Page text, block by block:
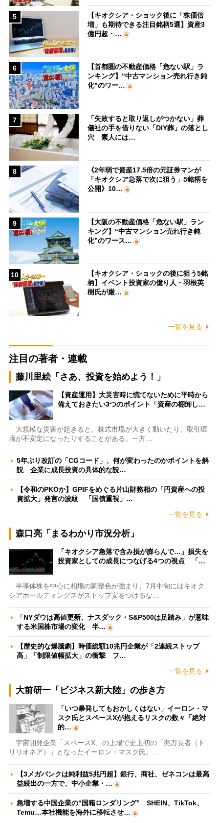
5
【キオクシア・ショック後に「株価倍
増」も期待できる注目銘柄5選】資産3
億円超・…
6
【首都圏の不動産価格「危ない駅」ラ
ンキング】“中古マンション売れ行き鈍
化”のワー…
7
「失敗すると取り返しがつかない」葬
儀社の手を借りない「DIY葬」の落とし
穴 素人には…
8
《2年弱で資産17.5倍の元証券マンが
「キオクシア急落で次に狙う」5銘柄を
公開》10…
9
【大阪の不動産価格「危ない駅」ラン
キング】“中古マンション売れ行き鈍
化”のワース…
10
【キオクシア・ショックの後に狙う5銘
柄】イベント投資家の億り人・羽根英
樹氏が厳…
一覧を見る
注目の著者・連載
藤川里絵「さあ、投資を始めよう！」
【資産運用】大災害時に慌てないために平時から
備えておきたい3つのポイント「資産の棚卸し…
大規模な災害が起きると、株式市場が大きく動いたり、取引環
境が不安定になったりすることがある。一方…
5年ぶり改訂の「CGコード」、何が変わったのかポイントを解
説 企業に成長投資の具体的な説…
【令和のPKOか】GPIFをめぐる片山財務相の「円資産への投
資拡大」発言の波紋 「国債重視」…
一覧を見る
森口亮「まるわかり市況分析」
「キオクシア急落で含み損が膨らんで…」損失を
投資家としての成長につなげる4つの視点 「…
半導体株を中心に相場の調整色が強まり、7月中旬にはキオク
シアホールディングスがストップ安をつけるな…
「NYダウは高値更新、ナスダック・S&P500は足踏み」が意味
する米国株市場の変化 半…
【歴史的な爆騰劇】時価総額10兆円企業が「2連続ストップ
高」「制限値幅拡大」の衝撃 フ…
一覧を見る
大前研一「ビジネス新大陸」の歩き方
「いつ暴発してもおかしくはない」イーロン・マ
スク氏とスペースXが抱えるリスクの数々「絶対
的…
宇宙開発企業「スペースX」の上場で史上初の「兆万長者（ト
リリオネア）」となったイーロン・マスク氏。…
【3メガバンクは純利益5兆円超】銀行、商社、ゼネコンは最高
益続出の一方で、中小企業・…
急増する中国企業の“国籍ロンダリング” SHEIN、TikTok、
Temu…本社機能を海外に移転させ…